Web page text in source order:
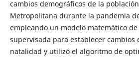
cambios demográficos de la
Metropolitana durante la pandemia
empleando un modelo matemático
supervisada para establecer cambios
natalidad y utilizó el algoritmo de